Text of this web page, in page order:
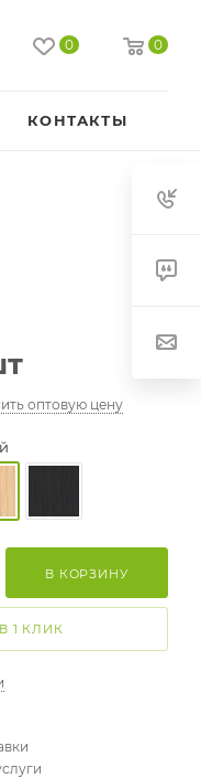
0 0
КОНТАКТЫ
оптовую цену
В КОРЗИНУ
1 КЛИК